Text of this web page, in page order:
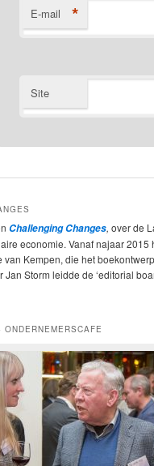
E-mail *
Site
Challenging Changes, over de
economie. Vanaf najaar 2015
van Kempen, die het
Storm leidde de ‘editorial